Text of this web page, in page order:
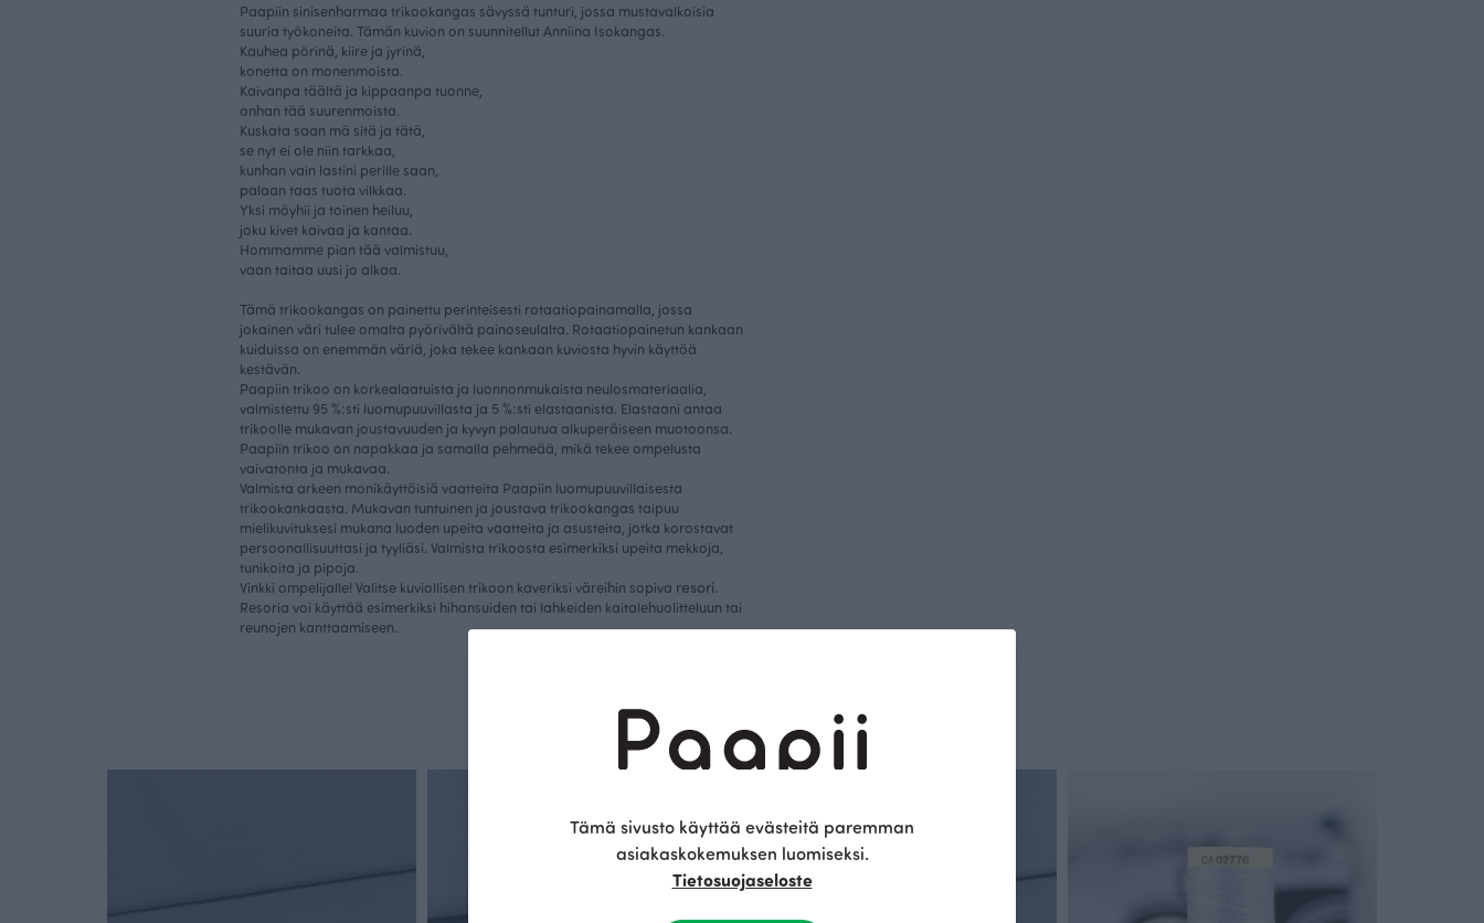
Paapiin sinisenharmaa trikookangas sävyssä tunturi, jossa mustavalkoisia
suuria työkoneita. Tämän kuvion on suunnitellut Anniina Isokangas.
Kauhea pörinä, kiire ja jyrinä,
konetta on monenmoista.
Kaivanpa täältä ja kippaanpa tuonne,
onhan tää suurenmoista.
Kuskata saan mä sitä ja tätä,
se nyt ei ole niin tarkkaa,
kunhan vain lastini perille saan,
palaan taas tuota vilkkaa.
Yksi möyhii ja toinen heiluu,
joku kivet kaivaa ja kantaa.
Hommamme pian tää valmistuu,
vaan taitaa uusi jo alkaa.
Tämä trikookangas on painettu perinteisesti rotaatiopainamalla, jossa
jokainen väri tulee omalta pyörivältä painoseulalta. Rotaatiopainetun kankaan
kuiduissa on enemmän väriä, joka tekee kankaan kuviosta hyvin käyttöä
kestävän.
Paapiin trikoo on korkealaatuista ja luonnonmukaista neulosmateriaalia,
valmistettu 95 %:sti luomupuuvillasta ja 5 %:sti elastaanista. Elastaani antaa
trikoolle mukavan joustavuuden ja kyvyn palautua alkuperäiseen muotoonsa.
Paapiin trikoo on napakkaa ja samalla pehmeää, mikä tekee ompelusta
vaivatonta ja mukavaa.
Valmista arkeen monikäyttöisiä vaatteita Paapiin luomupuuvillaisesta
trikookankaasta. Mukavan tuntuinen ja joustava trikookangas taipuu
mielikuvituksesi mukana luoden upeita vaatteita ja asusteita, jotka korostavat
persoonallisuuttasi ja tyyliäsi. Valmista trikoosta esimerkiksi upeita mekkoja,
tunikoita ja pipoja.
Vinkki ompelijalle! Valitse kuviollisen trikoon kaveriksi väreihin sopiva resori.
Resoria voi käyttää esimerkiksi hihansuiden tai lahkeiden kaitalehuolitteluun tai
reunojen kanttaamiseen.
Saattaisit olla kiinnostunut myös näistä
Tämä sivusto käyttää evästeitä paremman
asiakaskokemuksen luomiseksi.
Tietosuojaseloste